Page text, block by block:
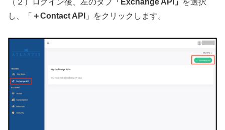
（２）ログイン後、左のタブ 「Exchange API」
を選択
し、「 ＋Contact API 」をクリックします。